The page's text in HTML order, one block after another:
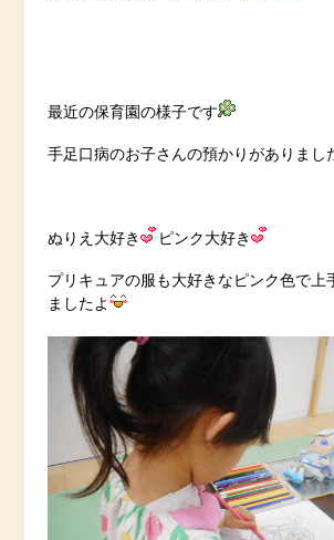
最近の保育園の様子です
手足口病のお子さんの預かりがありまし
ぬりえ大好き ピンク大好き
プリキュアの服も大好きなピンク色で上
ましたよ